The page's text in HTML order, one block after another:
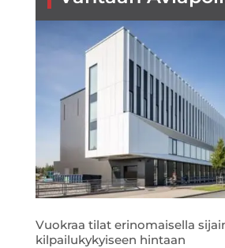
Vuokraa tilat erinomaisella
kilpailukykyiseen hintaan